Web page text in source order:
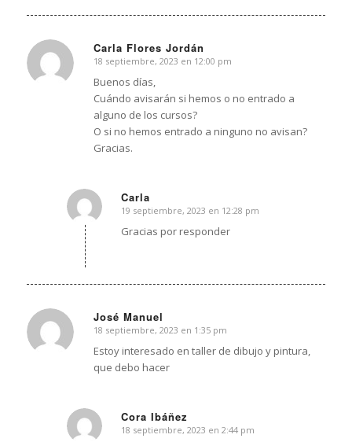
Carla Flores Jordán
Dice:
18 septiembre, 2023 en 12:00 pm
Buenos días,
Cuándo avisarán si hemos o no entrado a
alguno de los cursos?
O si no hemos entrado a ninguno no avisan?
Gracias.
Carla
Dice:
19 septiembre, 2023 en 12:28 pm
Gracias por responder
José Manuel
Dice:
18 septiembre, 2023 en 1:35 pm
Estoy interesado en taller de dibujo y pintura,
que debo hacer
Cora Ibáñez
Dice:
18 septiembre, 2023 en 2:44 pm